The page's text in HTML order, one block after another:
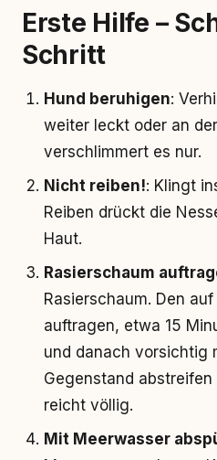
Erste Hilfe –
Schritt
Hund beruhigen:
weiter leckt oder an
verschlimmert es nur.
Nicht reiben!: Klingt
Reiben drückt die
Haut.
Rasierschaum
Rasierschaum. Den
auftragen, etwa 15
und danach vorsichtig
Gegenstand
reicht völlig.
Mit Meerwasser